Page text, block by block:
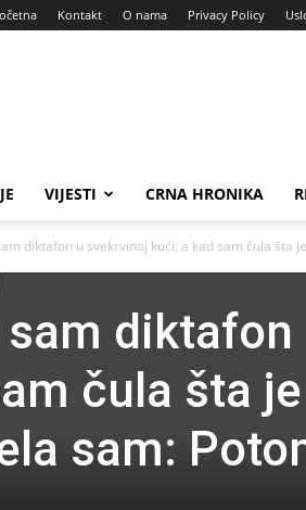
Kontakt O nama Privacy Policy
VIJESTI CRNA HRONIKA
diktafon u svekrvinoj kući, a kad sam čula šta
čula šta
sam: